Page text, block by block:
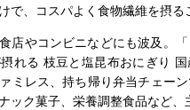
で、コスパよく食物繊維を摂る
店やコンビニなどにも波及。
摂れる 枝豆と塩昆布おにぎり
ミレス、持ち帰り弁当チェー
ック菓子、栄養調整食品など、